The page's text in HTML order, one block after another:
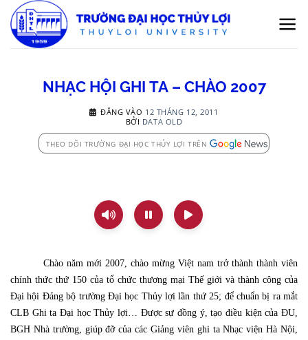
qua
nội
NHẠC HỘI GHI TA – CHÀO 2007
ĐĂNG VÀO 12 THÁNG 12, 2011
BỞI DATA OLD
THEO DÕI TRƯỜNG ĐẠI HỌC THỦY LỢI TRÊN
Chào năm mới 2007, chào mừng Việt nam trở thành thành viên
chính thức thứ 150 của tổ chức thương mại Thế giới và thành công của
Đại hội Đảng bộ trường Đại học Thủy lợi lần thứ 25; để chuẩn bị ra mắt
CLB Ghi ta Đại học Thủy lợi… Được sự đồng ý, tạo điều kiện của ĐU,
BGH Nhà trường, giúp đỡ của các Giảng viên ghi ta Nhạc viện Hà Nội,